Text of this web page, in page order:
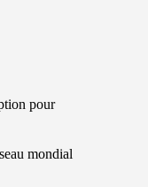
pour
mondial